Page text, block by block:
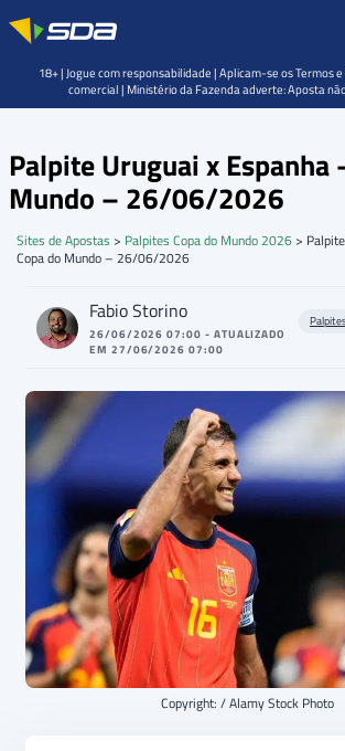
Palpite Uruguai x Espanha
Mundo – 26/06/2026
Sites de Apostas > Palpites Copa do Mundo 2026 >
Copa do Mundo – 26/06/2026
Fabio Storino
26/06/2026 07:00 - ATUALIZADO
EM 27/06/2026 07:00
Copyright: / Alamy Stock Photo
18+ | Jogue com responsabilidade | Aplicam-se os Termos
comercial | Ministério da Fazenda adverte: Aposta